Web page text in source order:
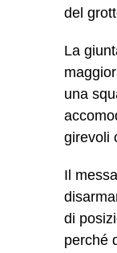
del
La
una
girevoli
Il
di
perché